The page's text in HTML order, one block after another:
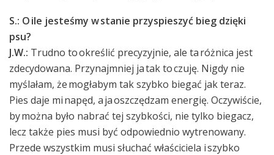
S.: O ile jesteśmy w stanie przyspieszyć bieg dzięki
psu?
J.W.: Trudno to określić precyzyjnie, ale ta różnica jest
zdecydowana. Przynajmniej ja tak to czuję. Nigdy nie
myślałam, że mogłabym tak szybko biegać jak teraz.
Pies daje mi napęd, a ja oszczędzam energię. Oczywiście,
by można było nabrać tej szybkości, nie tylko biegacz,
lecz także pies musi być odpowiednio wytrenowany.
Przede wszystkim musi słuchać właściciela i szybko